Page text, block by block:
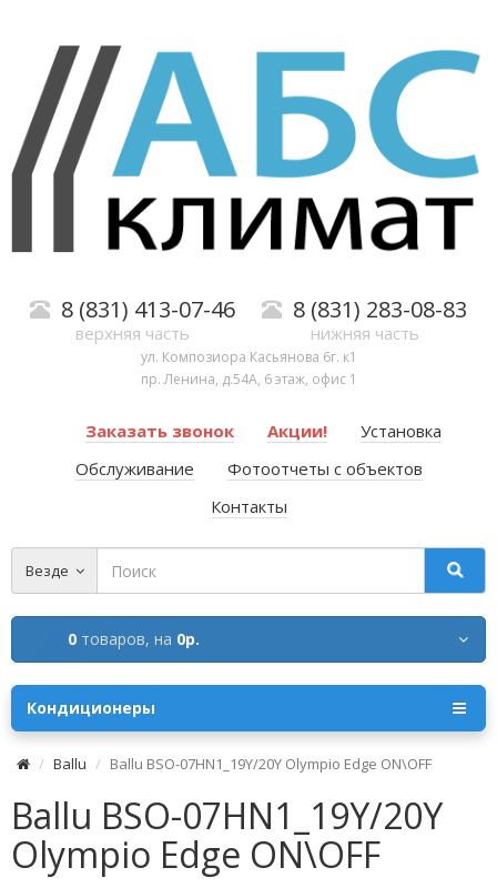
8 (831) 413-07-46
верхняя часть
8 (831) 283-08-83
нижняя часть
ул. Композиора Касьянова 6г. к1
пр. Ленина, д.54А, 6 этаж, офис 1
Заказать звонок Акции!
Установка
Обслуживание
Фотоотчеты с объектов
Контакты
Везде
0 товаров, на 0р.
Кондиционеры
Ballu Ballu BSO-07HN1_19Y/20Y Olympio Edge ON\OFF
Ballu BSO-07HN1_19Y/20Y
Olympio Edge ON\OFF